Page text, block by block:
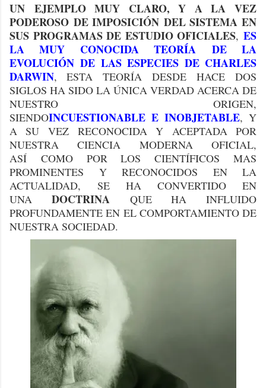
UN EJEMPLO MUY CLARO, Y A LA VEZ
PODEROSO DE IMPOSICIÓN DEL SISTEMA EN
SUS PROGRAMAS DE ESTUDIO OFICIALES,ES
LA MUY CONOCIDA TEORÍA DE LA
EVOLUCIÓN DE LAS ESPECIES DE CHARLES
DARWIN, ESTA TEORÍA DESDE HACE DOS
SIGLOS HA SIDO LA ÚNICA VERDAD ACERCA DE
NUESTRO ORIGEN,
SIENDOINCUESTIONABLE E INOBJETABLE, Y
A SU VEZ RECONOCIDA Y ACEPTADA POR
NUESTRA CIENCIA MODERNA OFICIAL,
ASÍ COMO POR LOS CIENTÍFICOS MAS
PROMINENTES Y RECONOCIDOS EN LA
ACTUALIDAD, SE HA CONVERTIDO EN
UNADOCTRINA QUE HA INFLUIDO
PROFUNDAMENTE EN EL COMPORTAMIENTO DE
NUESTRA SOCIEDAD.